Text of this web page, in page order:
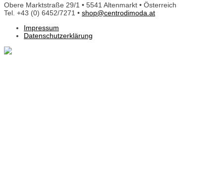
Obere Marktstraße 29/1 • 5541 Altenmarkt • Österreich
Tel. +43 (0) 6452/7271 • shop@centrodimoda.at
Impressum
Datenschutzerklärung